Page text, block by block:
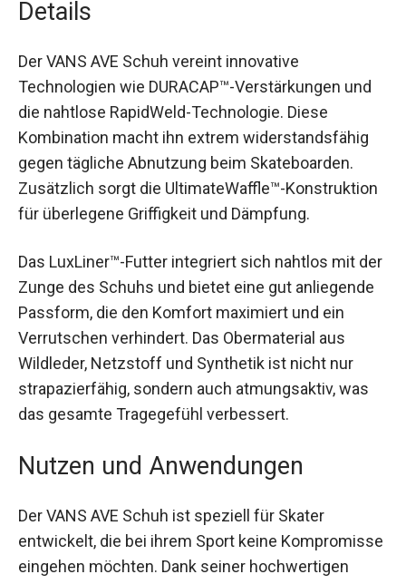
Details
Der VANS AVE Schuh vereint innovative
Technologien wie DURACAP™-Verstärkungen und
die nahtlose RapidWeld-Technologie. Diese
Kombination macht ihn extrem widerstandsfähig
gegen tägliche Abnutzung beim Skateboarden.
Zusätzlich sorgt die UltimateWaffle™-
Dämpfung.
Das LuxLiner™-Futter integriert sich nahtlos mit
der Zunge des Schuhs und bietet eine gut
anliegende Passform, die den Komfort maximiert
und ein Verrutschen verhindert. Das Obermaterial
aus Wildleder, Netzstoff und Synthetik ist nicht
was das gesamte Tragegefühl verbessert.
Nutzen und Anwendungen
Der VANS AVE Schuh ist speziell für Skater